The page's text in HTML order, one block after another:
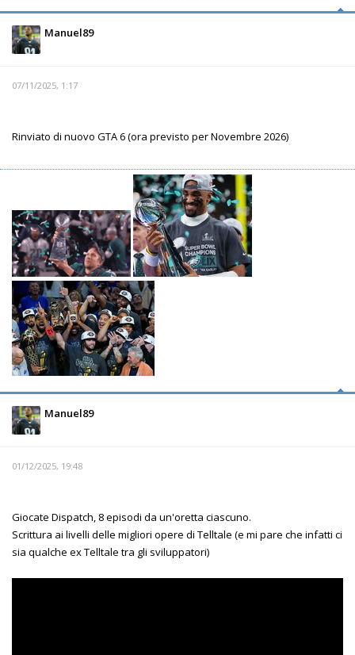
Manuel89
07/11/2025, 1:17
Rinviato di nuovo GTA 6 (ora previsto per Novembre 2026)
Manuel89
01/12/2025, 19:48
Giocate Dispatch, 8 episodi da un'oretta ciascuno.
Scrittura ai livelli delle migliori opere di Telltale (e mi pare che infatti ci
sia qualche ex Telltale tra gli sviluppatori)